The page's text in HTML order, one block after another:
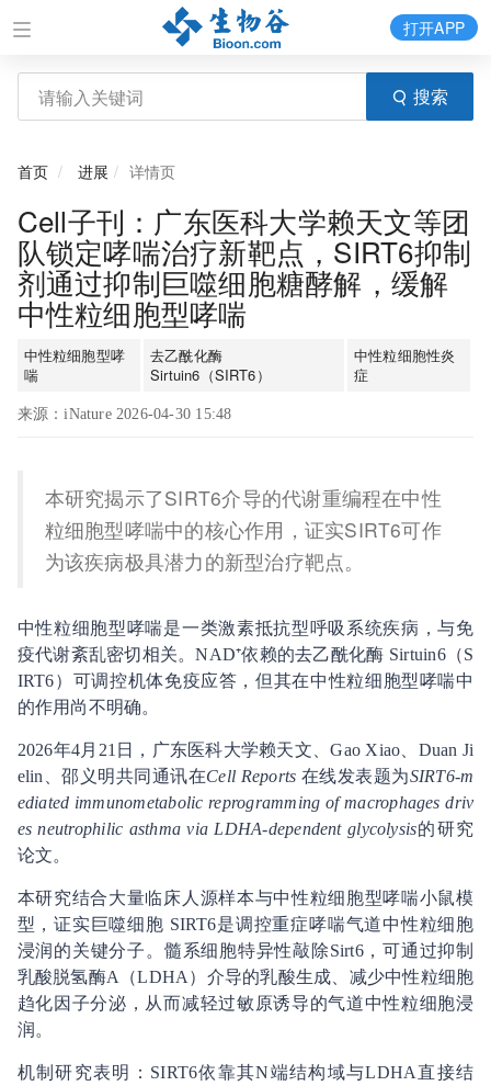
搜索
打开APP
首页 进展 详情页
Cell子刊：广东医科大学赖天文等团
队锁定哮喘治疗新靶点，SIRT6抑制
剂通过抑制巨噬细胞糖酵解，缓解
中性粒细胞型哮喘
中性粒细胞型哮
喘
去乙酰化酶
Sirtuin6（SIRT6）
中性粒细胞性炎
症
来源：iNature 2026-04-30 15:48
本研究揭示了SIRT6介导的代谢重编程在中性
粒细胞型哮喘中的核心作用，证实SIRT6可作
为该疾病极具潜力的新型治疗靶点。
中性粒细胞型哮喘是一类激素抵抗型呼吸系统疾病，与免
疫代谢紊乱密切相关。NAD⁺依赖的去乙酰化酶 Sirtuin6（S
IRT6）可调控机体免疫应答，但其在中性粒细胞型哮喘中
的作用尚不明确。
2026年4月21日，广东医科大学赖天文、Gao Xiao、Duan Ji
elin、邵义明共同通讯在Cell Reports 在线发表题为SIRT6-m
ediated immunometabolic reprogramming of macrophages driv
es neutrophilic asthma via LDHA-dependent glycolysis的研究
论文。
本研究结合大量临床人源样本与中性粒细胞型哮喘小鼠模
型，证实巨噬细胞 SIRT6是调控重症哮喘气道中性粒细胞
浸润的关键分子。髓系细胞特异性敲除Sirt6，可通过抑制
乳酸脱氢酶A（LDHA）介导的乳酸生成、减少中性粒细胞
趋化因子分泌，从而减轻过敏原诱导的气道中性粒细胞浸
润。
机制研究表明：SIRT6依靠其N端结构域与LDHA直接结